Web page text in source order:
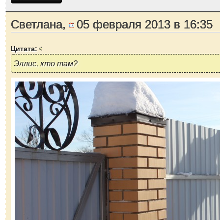
Светлана, 05 февраля 2013 в 16:35
Цитата:
Эллис, кто там?